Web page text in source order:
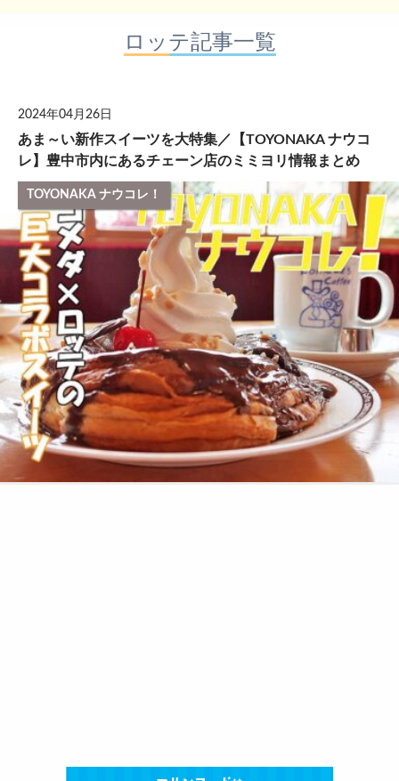
WORK」のご
掲載につきま
ロッテ記事一覧
2024年04月26日
あま～い新作スイーツを大特集／【TOYONAKA ナウコ
レ】豊中市内にあるチェーン店のミミヨリ情報まとめ
TOYONAKA ナウコレ！